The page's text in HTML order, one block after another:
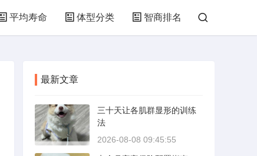
平均寿命 体型分类 智商排名
最新文章
三十天让各肌群显形的训练
法
2026-08-08 09:45:55